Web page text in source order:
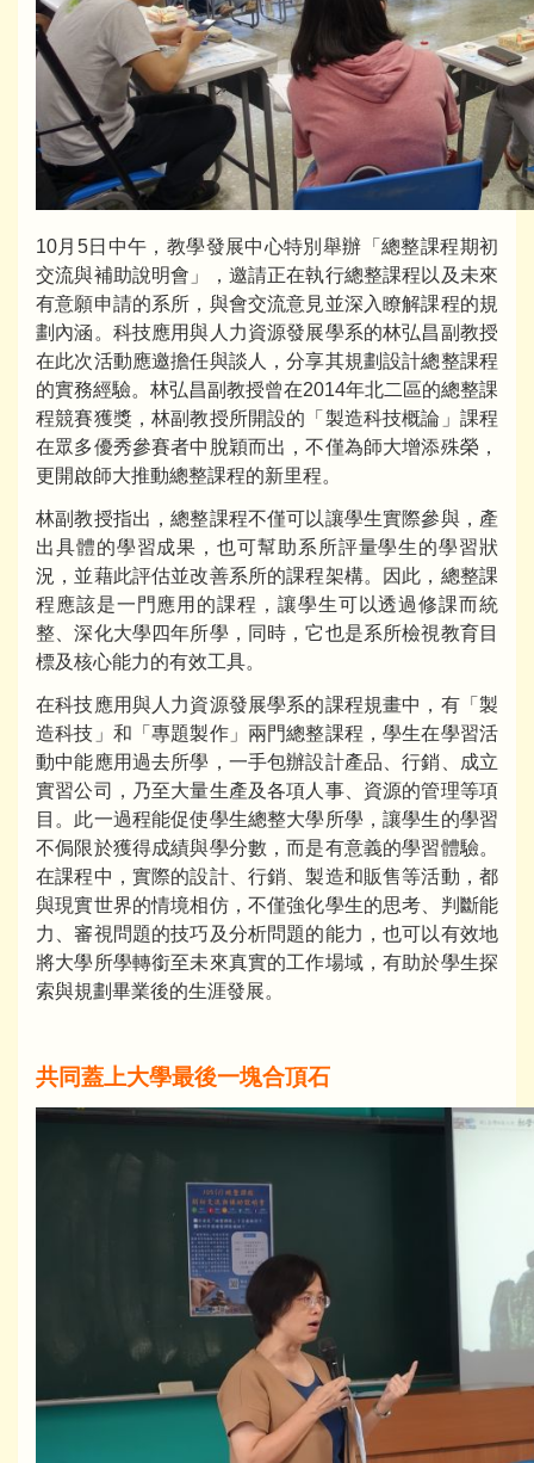
10月5日中午，教學發展中心特別舉辦「總整課程期初
交流與補助說明會」，邀請正在執行總整課程以及未來
有意願申請的系所，與會交流意見並深入瞭解課程的規
劃內涵。科技應用與人力資源發展學系的林弘昌副教授
在此次活動應邀擔任與談人，分享其規劃設計總整課程
的實務經驗。林弘昌副教授曾在2014年北二區的總整課
程競賽獲獎，林副教授所開設的「製造科技概論」課程
在眾多優秀參賽者中脫穎而出，不僅為師大增添殊榮，
更開啟師大推動總整課程的新里程。
林副教授指出，總整課程不僅可以讓學生實際參與，產
出具體的學習成果，也可幫助系所評量學生的學習狀
況，並藉此評估並改善系所的課程架構。因此，總整課
程應該是一門應用的課程，讓學生可以透過修課而統
整、深化大學四年所學，同時，它也是系所檢視教育目
標及核心能力的有效工具。
在科技應用與人力資源發展學系的課程規畫中，有「製
造科技」和「專題製作」兩門總整課程，學生在學習活
動中能應用過去所學，一手包辦設計產品、行銷、成立
實習公司，乃至大量生產及各項人事、資源的管理等項
目。此一過程能促使學生總整大學所學，讓學生的學習
不侷限於獲得成績與學分數，而是有意義的學習體驗。
在課程中，實際的設計、行銷、製造和販售等活動，都
與現實世界的情境相仿，不僅強化學生的思考、判斷能
力、審視問題的技巧及分析問題的能力，也可以有效地
將大學所學轉銜至未來真實的工作場域，有助於學生探
索與規劃畢業後的生涯發展。
共同蓋上大學最後一塊合頂石